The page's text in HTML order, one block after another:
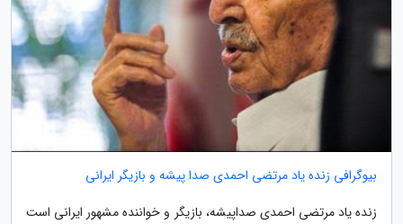
بیوگرافی زنده یاد مرتضی احمدی صدا پیشه و بازیگر ایرانی
زنده یاد مرتضی احمدی صداپیشه، بازیگر و خواننده مشهور ایرانی است